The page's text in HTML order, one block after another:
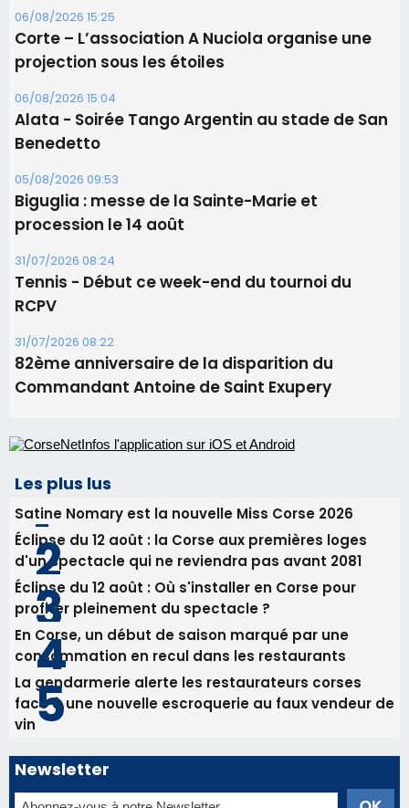
06/08/2026 15:25
Corte – L’association A Nuciola organise une
projection sous les étoiles
06/08/2026 15:04
Alata - Soirée Tango Argentin au stade de San
Benedetto
05/08/2026 09:53
Biguglia : messe de la Sainte-Marie et
procession le 14 août
31/07/2026 08:24
Tennis - Début ce week-end du tournoi du
RCPV
31/07/2026 08:22
82ème anniversaire de la disparition du
Commandant Antoine de Saint Exupery
Les plus lus
Satine Nomary est la nouvelle Miss Corse 2026
Éclipse du 12 août : la Corse aux premières loges
d'un spectacle qui ne reviendra pas avant 2081
Éclipse du 12 août : Où s'installer en Corse pour
profiter pleinement du spectacle ?
En Corse, un début de saison marqué par une
consommation en recul dans les restaurants
La gendarmerie alerte les restaurateurs corses
face à une nouvelle escroquerie au faux vendeur de
vin
Newsletter